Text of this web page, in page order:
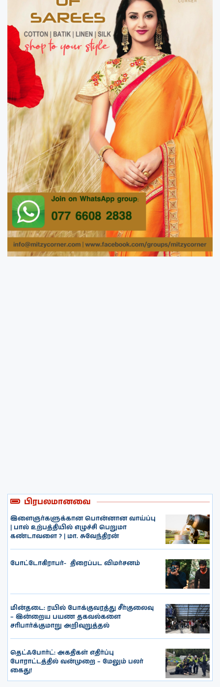
பிரபலமானவை
இளைஞர்களுக்கான பொன்னான வாய்ப்பு
| பால் உற்பத்தியில் எழுச்சி பெறுமா
கண்டாவளை ? | மா. சுவேந்திரன்
போட்டோகிராபர்- ‌ திரைப்பட விமர்சனம்
மின்தடை: ரயில் போக்குவரத்து சீர்குலைவு
– இன்றைய பயண தகவல்களை
சரிபார்க்குமாறு அறிவுறுத்தல்
தெட்ஃபோர்ட்: அகதிகள் எதிர்ப்பு
போராட்டத்தில் வன்முறை – மேலும் பலர்
கைது!